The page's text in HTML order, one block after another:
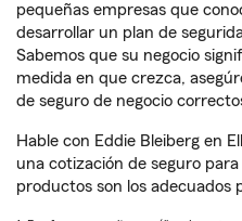
pequeñas empresas que
desarrollar un plan de
Sabemos que su negocio
medida en que crezca,
de seguro de negocio
Hable con Eddie Bleiberg en
una cotización de seguro
productos son los adecuados